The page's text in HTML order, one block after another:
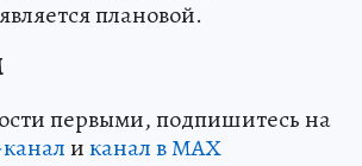
плановой.
первыми, подпишитесь на
иканал в МАХ